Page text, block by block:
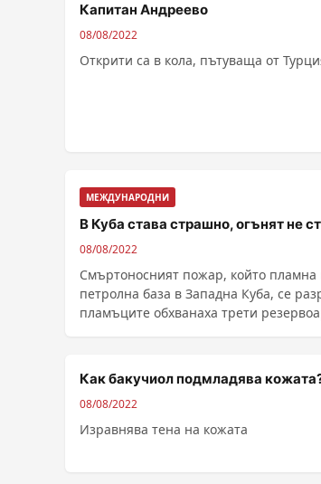
Капитан Андреево
08/08/2022
Открити са в кола, пътуваща от
МЕЖДУНАРОДНИ
В Куба става страшно, огънят не
08/08/2022
Смъртоносният пожар, който пламна
петролна база в Западна Куба, се
пламъците обхванаха трети
Как бакучиол подмладява
08/08/2022
Изравнява тена на кожата